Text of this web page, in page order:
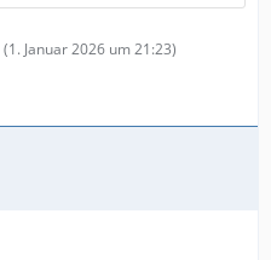
(1. Januar 2026 um 21:23)